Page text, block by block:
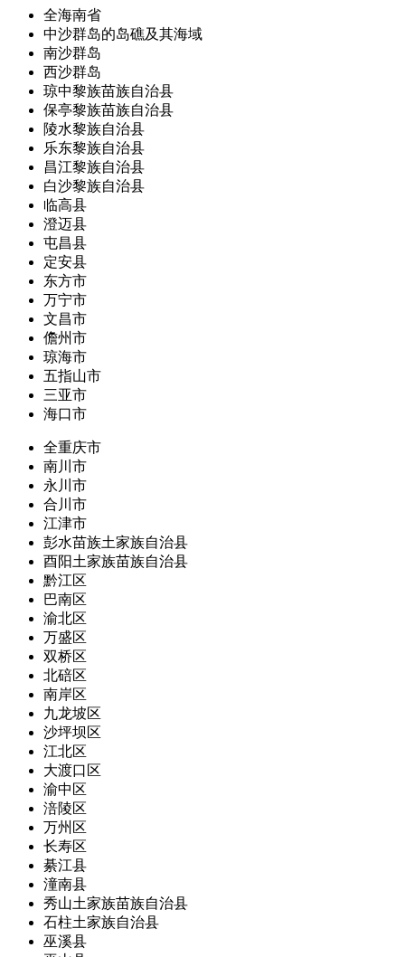
全海南省
中沙群岛的岛礁及其海域
南沙群岛
西沙群岛
琼中黎族苗族自治县
保亭黎族苗族自治县
陵水黎族自治县
乐东黎族自治县
昌江黎族自治县
白沙黎族自治县
临高县
澄迈县
屯昌县
定安县
东方市
万宁市
文昌市
儋州市
琼海市
五指山市
三亚市
海口市
全重庆市
南川市
永川市
合川市
江津市
彭水苗族土家族自治县
酉阳土家族苗族自治县
黔江区
巴南区
渝北区
万盛区
双桥区
北碚区
南岸区
九龙坡区
沙坪坝区
江北区
大渡口区
渝中区
涪陵区
万州区
长寿区
綦江县
潼南县
秀山土家族苗族自治县
石柱土家族自治县
巫溪县